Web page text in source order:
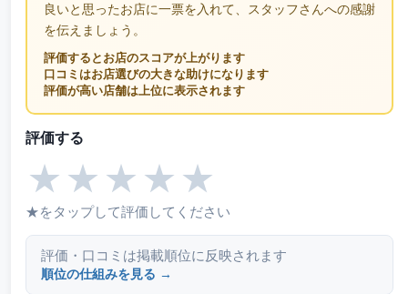
良いと思ったお店に一票を入れて、スタッフさんへの感謝
を伝えましょう。
評価するとお店のスコアが上がります
口コミはお店選びの大きな助けになります
評価が高い店舗は上位に表示されます
評価する
★ ★ ★ ★ ★
★をタップして評価してください
評価・口コミは掲載順位に反映されます
順位の仕組みを見る →